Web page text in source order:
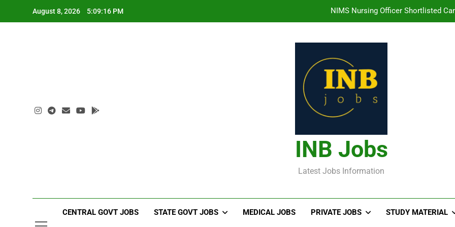
August 8, 2026 5:09:17 PM తిరుమల తిరుపతి దేవస్థానం సంస్థలో
NIMS Nursing Officer Shortlisted
తిరుమల తిరుపతి దేవస్థానం సంస్థలో ఉద్యోగాలు
INB Jobs
Latest Jobs Information
CENTRAL GOVT JOBS STATE GOVT JOBS MEDICAL JOBS PRIVATE JOBS STUDY MATERIAL